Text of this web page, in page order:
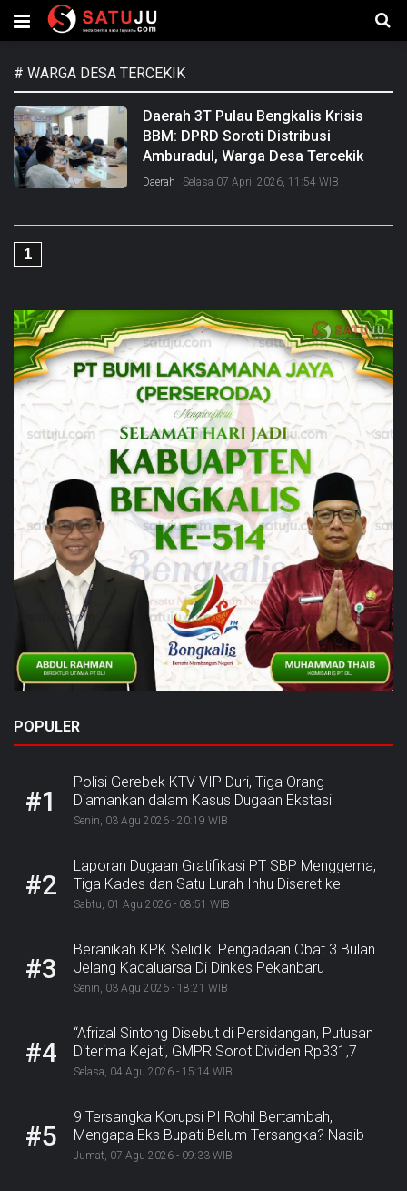
# WARGA DESA TERCEKIK
Daerah 3T Pulau Bengkalis Krisis
BBM: DPRD Soroti Distribusi
Amburadul, Warga Desa Tercekik
Daerah Selasa 07 April 2026, 11:54 WIB
1
POPULER
#1
Polisi Gerebek KTV VIP Duri, Tiga Orang
Diamankan dalam Kasus Dugaan Ekstasi
Senin, 03 Agu 2026 - 20:19 WIB
#2
Laporan Dugaan Gratifikasi PT SBP Menggema,
Tiga Kades dan Satu Lurah Inhu Diseret ke
Kejaksaan
Sabtu, 01 Agu 2026 - 08:51 WIB
#3
Beranikah KPK Selidiki Pengadaan Obat 3 Bulan
Jelang Kadaluarsa Di Dinkes Pekanbaru
Senin, 03 Agu 2026 - 18:21 WIB
#4
“Afrizal Sintong Disebut di Persidangan, Putusan
Diterima Kejati, GMPR Sorot Dividen Rp331,7
Miliar”
Selasa, 04 Agu 2026 - 15:14 WIB
#5
9 Tersangka Korupsi PI Rohil Bertambah,
Mengapa Eks Bupati Belum Tersangka? Nasib
Rp9,2 Miliar
Jumat, 07 Agu 2026 - 09:33 WIB